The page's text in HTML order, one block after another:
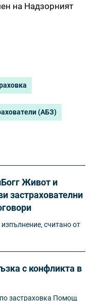
на Надзорният
(АБЗ)
Живот и
застрахователни
считано от
с конфликта в
застраховка Помощ